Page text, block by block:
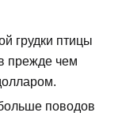
грудки птицы
прежде чем
поводов